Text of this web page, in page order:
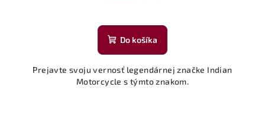
Do košíka
Prejavte svoju vernosť legendárnej značke Indian
Motorcycle s týmto znakom.